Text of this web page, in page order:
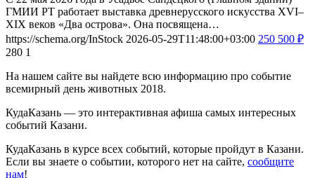
ГМИИ РТ работает выставка древнерусского искусства XVI–
XIX веков «Два острова». Она посвящена…
https://schema.org/InStock 2026-05-29T11:48:00+03:00 250 500 ₽
280 1
На нашем сайте вы найдете всю информацию про событие
всемирный день животных 2018.
КудаКазань — это интерактивная афиша самых интересных
событий Казани.
КудаКазань в курсе всех событий, которые пройдут в Казани.
Если вы знаете о событии, которого нет на сайте, сообщите
нам!